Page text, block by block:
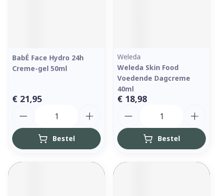
BabÉ Face Hydro 24h
Creme-gel 50ml
€ 21,95
Bestel
Weleda
Weleda Skin Food
Voedende Dagcreme
40ml
€ 18,98
Bestel